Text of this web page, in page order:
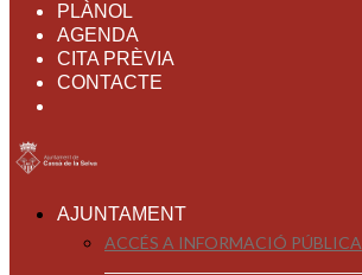
PLÀNOL
AGENDA
CITA PRÈVIA
CONTACTE
AJUNTAMENT
ACCÉS A INFORMACIÓ PÚBLICA